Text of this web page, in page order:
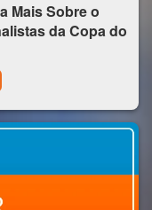
Mais Sobre o
da Copa do